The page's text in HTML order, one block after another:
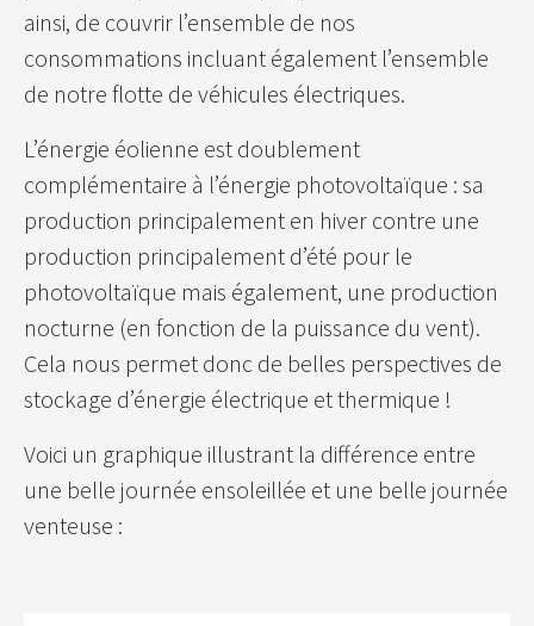
ainsi, de couvrir l’ensemble de nos
consommations incluant également l’ensemble
de notre flotte de véhicules électriques.
L’énergie éolienne est doublement
complémentaire à l’énergie photovoltaïque : sa
production principalement en hiver contre une
production principalement d’été pour le
photovoltaïque mais également, une production
nocturne (en fonction de la puissance du vent).
Cela nous permet donc de belles perspectives de
stockage d’énergie électrique et thermique !
Voici un graphique illustrant la différence entre
une belle journée ensoleillée et une belle journée
venteuse :